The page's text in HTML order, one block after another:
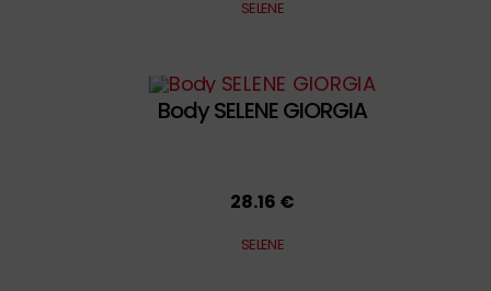
SELENE
Body SELENE GIORGIA
28.16 €
SELENE